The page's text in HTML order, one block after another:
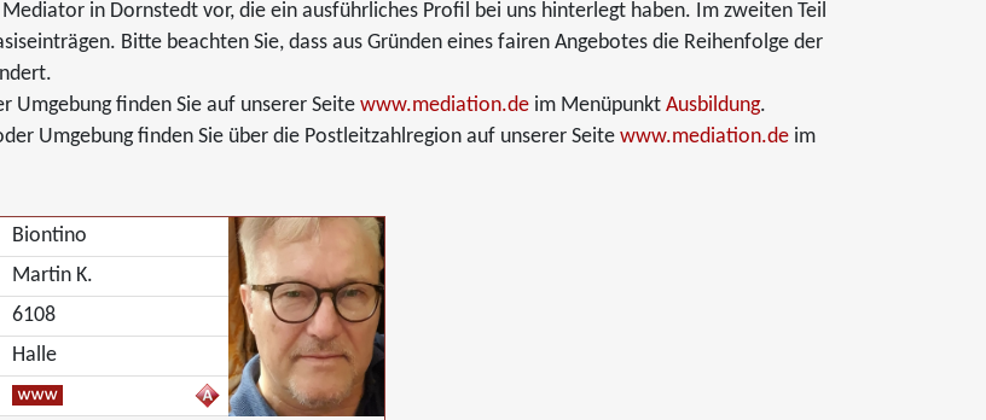
in Dornstedt vor, die ein ausführliches Profil bei uns hinterlegt haben. Im zweiten Teil
Bitte beachten Sie, dass aus Gründen eines fairen Angebotes die Reihenfolge der
Umgebung finden Sie auf unserer Seite www.mediation.de im Menüpunkt Ausbildung.
Umgebung finden Sie über die Postleitzahlregion auf unserer Seite www.mediation.de im
Biontino
Martin K.
6108
Halle